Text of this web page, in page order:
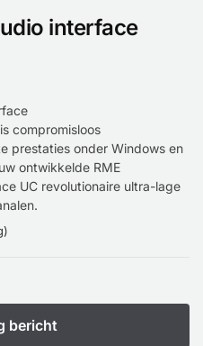
interface
compromisloos
prestaties onder Windows en
ontwikkelde RME
UC revolutionaire ultra-lage